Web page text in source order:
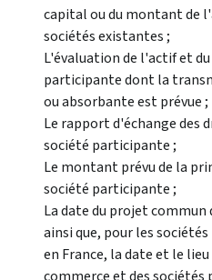
capital ou du montant de
sociétés existantes ;
L'évaluation de l'actif et
participante dont la
ou absorbante est prévue ;
Le rapport d'échange des
société participante ;
Le montant prévu de la
société participante ;
La date du projet
ainsi que, pour les
en France, la date et le
commerce et des sociétés